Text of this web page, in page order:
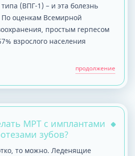
(ВПГ-1) – и эта болезнь
По оценкам Всемирной
простым герпесом
взрослого населения
продолжение
МРТ с имплантами
зубов?
то можно. Леденящие